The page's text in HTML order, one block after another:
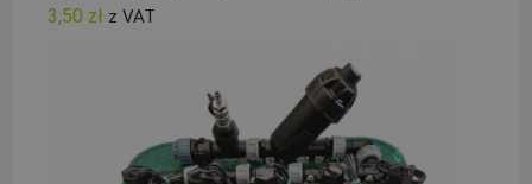
3,50 zł z VAT